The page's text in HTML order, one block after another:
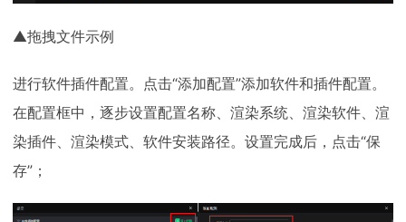
▲拖拽文件示例
进行软件插件配置。点击“添加配置”添加软件和插件配置。
在配置框中，逐步设置配置名称、渲染系统、渲染软件、渲
染插件、渲染模式、软件安装路径。设置完成后，点击“保
存”；